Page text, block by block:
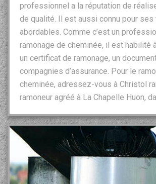
professionnel a la réputation de
de qualité. Il est aussi connu pour
abordables. Comme c’est un
ramonage de cheminée, il est habilité
un certificat de ramonage, un
compagnies d’assurance. Pour le
cheminée, adressez-vous à Christol
ramoneur agréé à La Chapelle Huon,